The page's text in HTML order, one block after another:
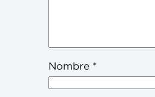
Nombre *